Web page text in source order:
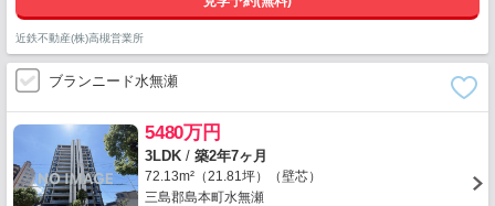
近鉄不動産(株)高槻営業所
ブランニード水無瀬
5480万円
3LDK / 築2年7ヶ月
72.13m²（21.81坪）（壁芯）
三島郡島本町水無瀬